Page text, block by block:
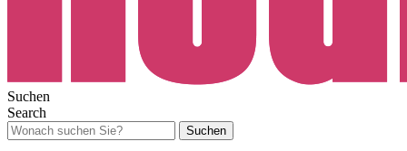
Suchen
Search
Suchen